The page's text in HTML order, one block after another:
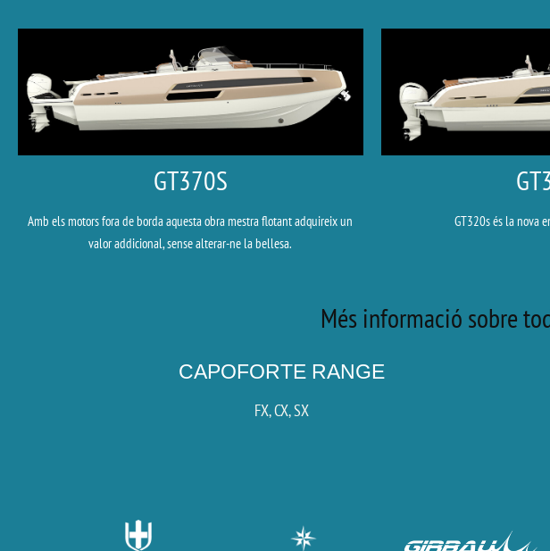
GT370S
Amb els motors fora de borda aquesta obra mestra flotant adquireix un
valor addicional, sense alterar-ne la bellesa.
GT320s és la nova
Més informació sobre
CAPOFORTE RANGE
FX, CX, SX